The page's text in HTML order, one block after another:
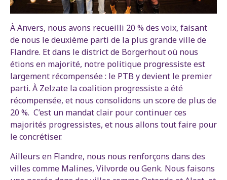
À Anvers, nous avons recueilli 20 % des voix, faisant
de nous le deuxième parti de la plus grande ville de
Flandre. Et dans le district de Borgerhout où nous
étions en majorité, notre politique progressiste est
largement récompensée : le PTB y devient le premier
parti. À Zelzate la coalition progressiste a été
récompensée, et nous consolidons un score de plus de
20 %. C’est un mandat clair pour continuer ces
majorités progressistes, et nous allons tout faire pour
le concrétiser.
Ailleurs en Flandre, nous nous renforçons dans des
villes comme Malines, Vilvorde ou Genk. Nous faisons